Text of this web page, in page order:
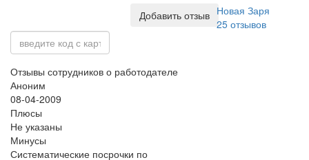
Добавить отзыв
Отзывы сотрудников о работодателе
Аноним
08-04-2009
Плюсы
Не указаны
Минусы
Систематические посрочки по
Новая Заря
25отзывов